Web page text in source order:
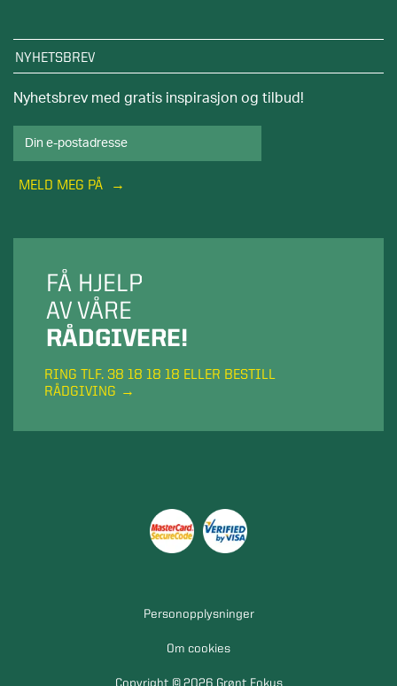
NYHETSBREV
Nyhetsbrev med gratis inspirasjon og tilbud!
MELD MEG PÅ
FÅ HJELP
AV VÅRE
RÅDGIVERE!
RING TLF. 38 18 18 18 ELLER BESTILL
RÅDGIVING
Personopplysninger
Om cookies
Copyright © 2026 Grønt Fokus